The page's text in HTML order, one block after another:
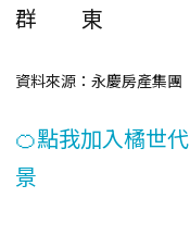
群
東
資料來源：永慶房產集團
🍊點我加入橘世
景